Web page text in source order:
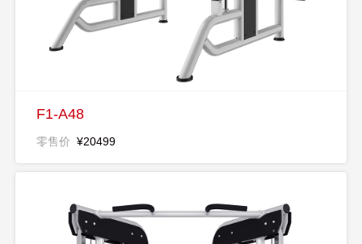
F1-A48
零售价 ¥20499